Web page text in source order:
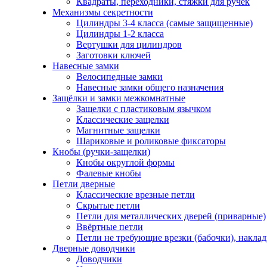
Механизмы секретности
Цилиндры 3-4 класса (самые защищенные)
Цилиндры 1-2 класса
Вертушки для цилиндров
Заготовки ключей
Навесные замки
Велосипедные замки
Навесные замки общего назначения
Защёлки и замки межкомнатные
Защелки с пластиковым язычком
Классические защелки
Магнитные защелки
Шариковые и роликовые фиксаторы
Кнобы (ручки-защелки)
Кнобы округлой формы
Фалевые кнобы
Петли дверные
Классические врезные петли
Скрытые петли
Петли для металлических дверей (приварные)
Ввёртные петли
Петли не требующие врезки (бабочки),
Дверные доводчики
Доводчики